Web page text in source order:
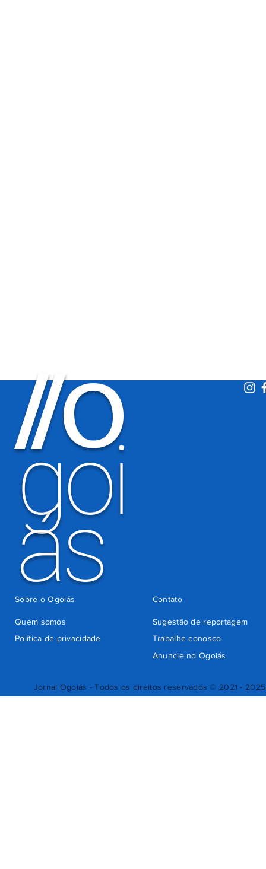
Jornal Ogoiás - Todos os direitos reservados © 2021 - 2025
//O
goi
ás
Quem somos
Sugestão de reportagem
Trabalhe conosco
Política de privacidade
Anuncie no Ogoiás
Contato
Sobre o Ogoiás